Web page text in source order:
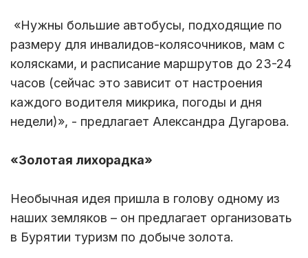
«Нужны большие автобусы, подходящие по
размеру для инвалидов-колясочников, мам с
колясками, и расписание маршрутов до 23-24
часов (сейчас это зависит от настроения
каждого водителя микрика, погоды и дня
недели)», - предлагает Александра Дугарова.
«Золотая лихорадка»
Необычная идея пришла в голову одному из
наших земляков – он предлагает организовать
в Бурятии туризм по добыче золота.